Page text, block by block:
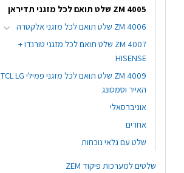
ZM 4005 שלט תואם לכל מזגני תדיראן
ZM 4006 שלט תואם לכל מזגני אלקטרה
ZM 4007 שלט תואם לכל מזגני טורנדו +
HISENSE
ZM 4009 שלט תואם לכל מזגני פמילי TCL LG
האייר וסמסונג
אוניברסאלי
אחרים
שלט עם גלאי נוכחות
שלטים למערכות פיקוד ZEM